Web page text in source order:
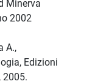
Minerva
2002
A.,
Edizioni
2005.